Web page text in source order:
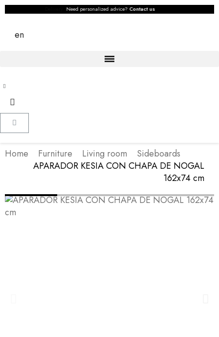
Need personalized advice? Contact us
en
Home Furniture Living room
Sideboards
APARADOR KESIA CON CHAPA DE NOGAL
162x74 cm